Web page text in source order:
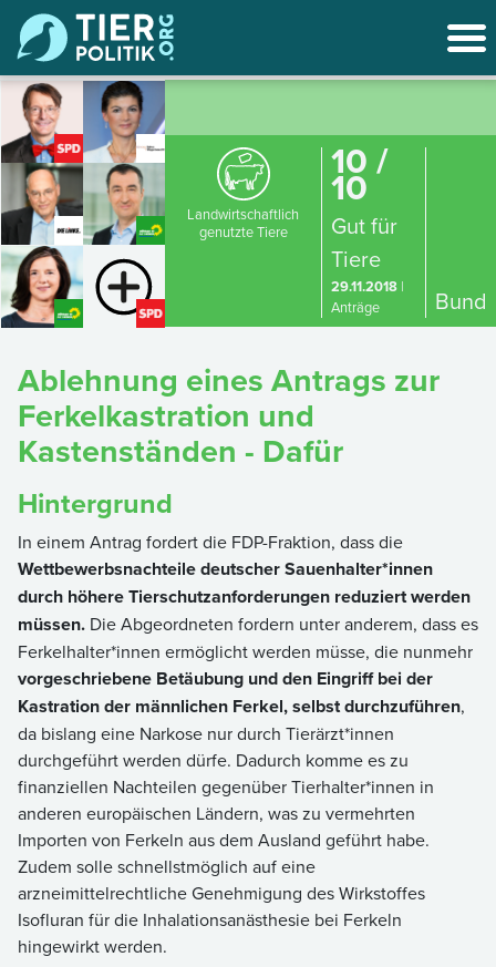
Landwirtschaftlich
genutzte Tiere
10 /
10
Gut für
Tiere
29.11.2018 |
Anträge
Bund
Ablehnung eines Antrags zur
Ferkelkastration und
Kastenständen - Dafür
Hintergrund
In einem Antrag fordert die FDP-Fraktion, dass die
Wettbewerbsnachteile deutscher Sauenhalter*innen
durch höhere Tierschutzanforderungen reduziert werden
müssen. Die Abgeordneten fordern unter anderem, dass es
Ferkelhalter*innen ermöglicht werden müsse, die nunmehr
vorgeschriebene Betäubung und den Eingriff bei der
Kastration der männlichen Ferkel, selbst durchzuführen,
da bislang eine Narkose nur durch Tierärzt*innen
durchgeführt werden dürfe. Dadurch komme es zu
finanziellen Nachteilen gegenüber Tierhalter*innen in
anderen europäischen Ländern, was zu vermehrten
Importen von Ferkeln aus dem Ausland geführt habe.
Zudem solle schnellstmöglich auf eine
arzneimittelrechtliche Genehmigung des Wirkstoffes
Isofluran für die Inhalationsanästhesie bei Ferkeln
hingewirkt werden.